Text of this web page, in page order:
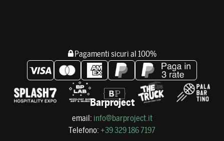
Pagamenti sicuri al 100%
Barproject
email: info@barproject.it
Telefono: +39 329 186 7197